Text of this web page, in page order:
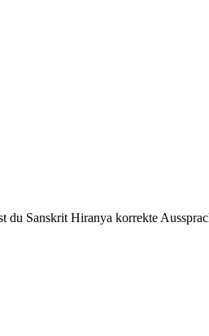
du Sanskrit Hiranya korrekte